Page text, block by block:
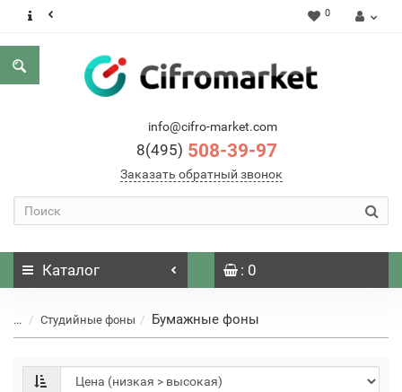
0
info@cifro-market.com
8(495) 508-39-97
Заказать обратный звонок
Каталог : 0
... Студийные фоны Бумажные фоны